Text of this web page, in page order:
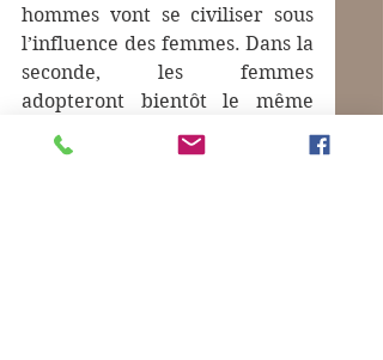
hommes vont se civiliser sous
l’influence des femmes. Dans la
seconde, les femmes
adopteront bientôt le même
vocabulaire...